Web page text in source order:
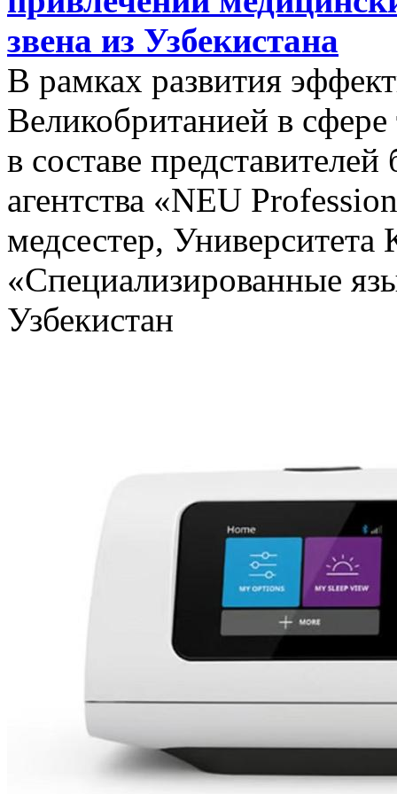
звена из Узбекистана
В рамках развития
Великобританией в
в составе
агентства «NEU
медсестер,
«Специализированные
Узбекистан